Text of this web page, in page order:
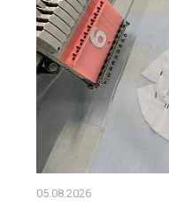
05.08.2026